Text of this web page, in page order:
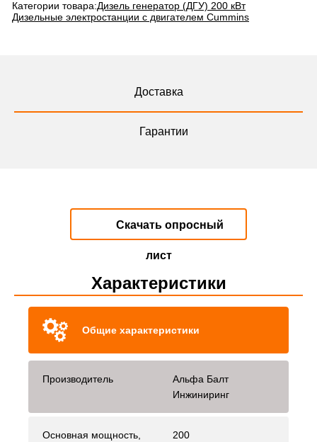
Категории товара:Дизель генератор (ДГУ) 200 кВт
Дизельные электростанции с двигателем Cummins
Доставка
Гарантии
Скачать опросный
лист
Характеристики
Общие характеристики
Производитель
Альфа Балт
Инжиниринг
Основная мощность,
200